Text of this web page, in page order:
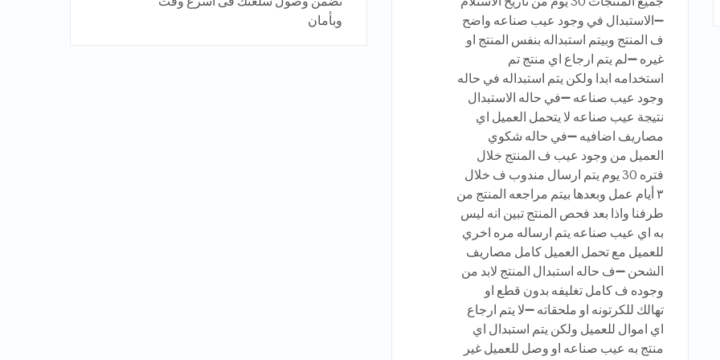
➖الاستبدال في وجود عيب صناعه واضح
ف المنتج وبيتم استبداله بنفس المنتج او
غيره ➖لم يتم ارجاع اي منتج تم
استخدامه ابدا ولكن يتم استبداله في حاله
وجود عيب صناعه ➖في حاله الاستبدال
نتيجة عيب صناعه لا يتحمل العميل اي
مصاريف اضافيه ➖في حاله شكوي
العميل من وجود عيب ف المنتج خلال
فتره 30 يوم يتم ارسال مندوب ف خلال
٣ أيام عمل وبعدها بيتم مراجعه المنتج من
طرفنا واذا بعد فحص المنتج تبين انه ليس
به اي عيب صناعه يتم ارساله مره اخري
للعميل مع تحمل العميل كامل مصاريف
الشحن ➖ف حاله استبدال المنتج لابد من
وجوده ف كامل تغليفه بدون قطع او
تهالك للكرتونه او ملحقاته ➖لا يتم ارجاع
اي اموال للعميل ولكن يتم استبدال اي
منتج به عيب صناعه او وصل للعميل غير
وبأمان